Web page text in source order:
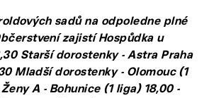
sadů na odpoledne plné
zajistí Hospůdka u
Starší dorostenky - Astra Praha
Mladší dorostenky - Olomouc (1
A - Bohunice (1 liga) 18,00 -